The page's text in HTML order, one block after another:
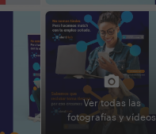
Ver todas las
fotografías y vídeos